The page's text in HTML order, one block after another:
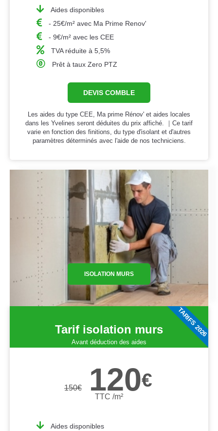
Aides disponibles
- 25€/m² avec Ma Prime Renov'
- 9€/m² avec les CEE
TVA réduite à 5,5%
Prêt à taux Zero PTZ
DEVIS COMBLE
Les aides du type CEE, Ma prime Rénov' et aides locales
dans les Yvelines seront déduites du prix affiché. ｜Ce tarif
varie en fonction des finitions, du type d'isolant et d'autres
paramètres déterminés avec l'aide de nos techniciens.
ISOLATION MURS
Tarif isolation murs
Avant déduction des aides
150€ 120€
TTC /m²
Aides disponibles
TARIFS 2026